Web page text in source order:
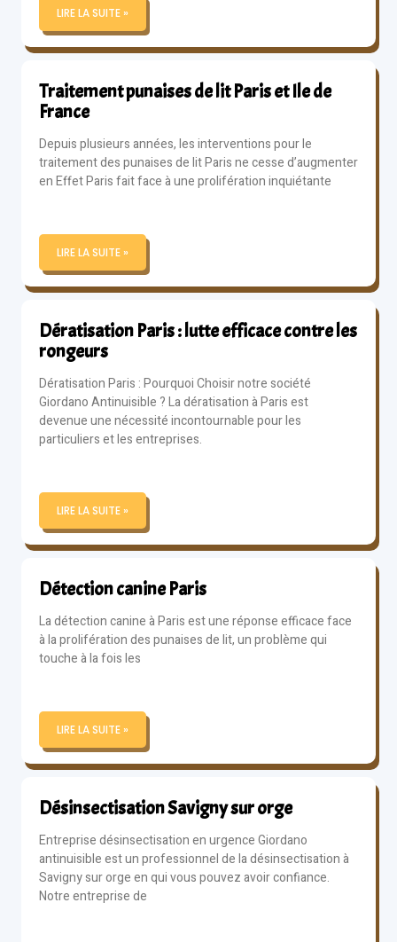
LIRE LA SUITE »
Traitement punaises de lit Paris et Ile de
France
Depuis plusieurs années, les interventions pour le
traitement des punaises de lit Paris ne cesse d’augmenter
en Effet Paris fait face à une prolifération inquiétante
LIRE LA SUITE »
Dératisation Paris : lutte efficace contre les
rongeurs
Dératisation Paris : Pourquoi Choisir notre société
Giordano Antinuisible ? La dératisation à Paris est
devenue une nécessité incontournable pour les
particuliers et les entreprises.
LIRE LA SUITE »
Détection canine Paris
La détection canine à Paris est une réponse efficace face
à la prolifération des punaises de lit, un problème qui
touche à la fois les
LIRE LA SUITE »
Désinsectisation Savigny sur orge
Entreprise désinsectisation en urgence Giordano
antinuisible est un professionnel de la désinsectisation à
Savigny sur orge en qui vous pouvez avoir confiance.
Notre entreprise de